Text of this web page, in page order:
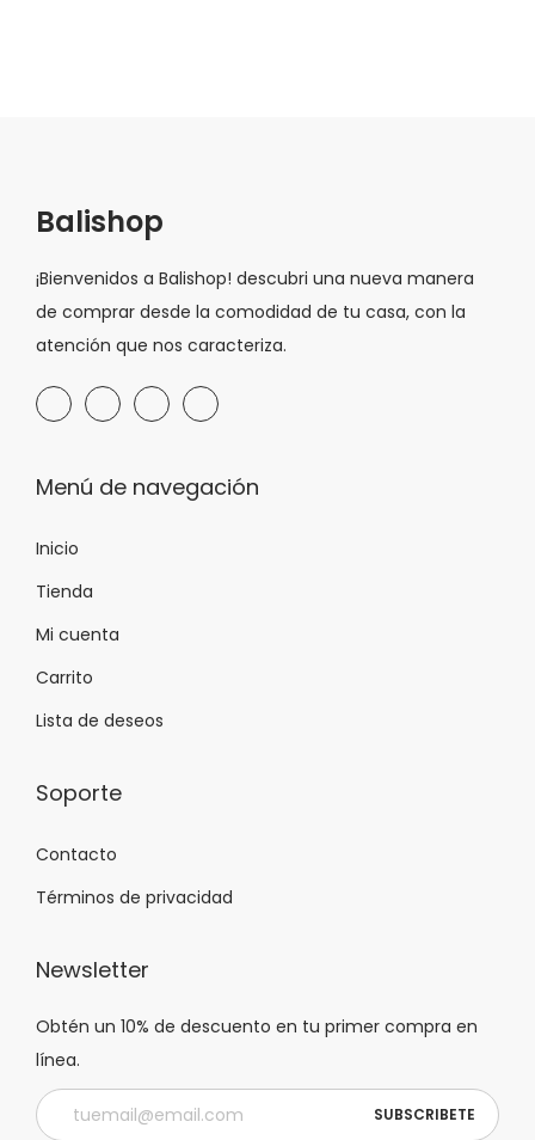
Balishop
¡Bienvenidos a Balishop! descubri una nueva manera
de comprar desde la comodidad de tu casa, con la
atención que nos caracteriza.
Menú de navegación
Inicio
Tienda
Mi cuenta
Carrito
Lista de deseos
Soporte
Contacto
Términos de privacidad
Newsletter
Obtén un 10% de descuento en tu primer compra en
línea.